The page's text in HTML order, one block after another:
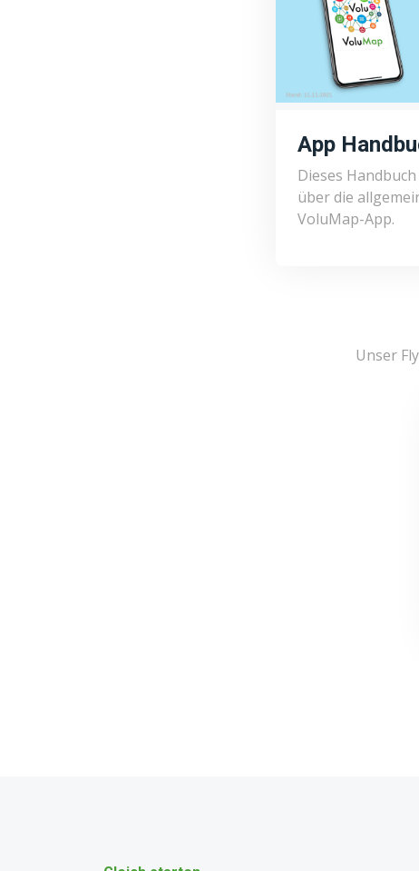
App
Dieses
über die
VoluMap-App.
Unser